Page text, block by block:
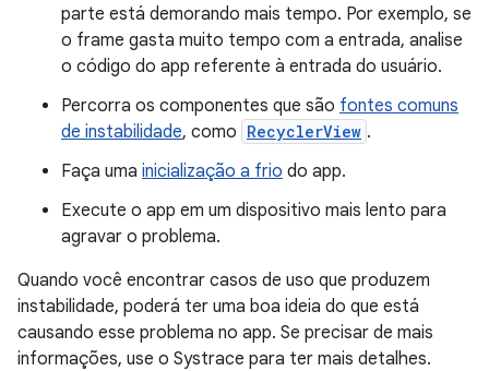
parte está demorando mais tempo. Por exemplo, se
o frame gasta muito tempo com a entrada, analise
o código do app referente à entrada do usuário.
Percorra os componentes que são fontes comuns
de instabilidade, como RecyclerView .
Faça uma inicialização a frio do app.
Execute o app em um dispositivo mais lento para
agravar o problema.
Quando você encontrar casos de uso que produzem
instabilidade, poderá ter uma boa ideia do que está
causando esse problema no app. Se precisar de mais
informações, use o Systrace para ter mais detalhes.